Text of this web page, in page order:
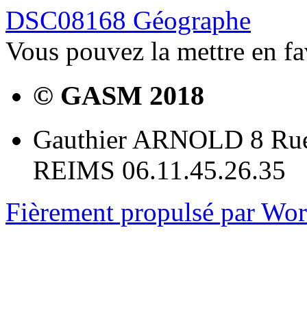
DSC08168 Géographe
Vous pouvez la mettre en
© GASM 2018
Gauthier ARNOLD 8
REIMS 06.11.45.26.35
Fièrement propulsé par